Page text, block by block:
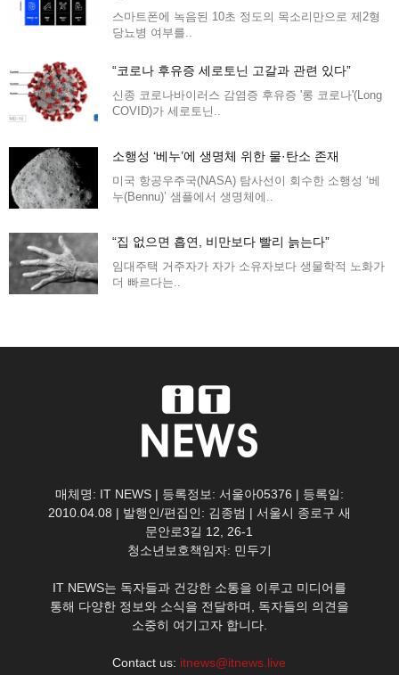
스마트폰에 녹음된 10초 정도의 목소리만으로 제2형
당뇨병 여부를..
“코로나 후유증 세로토닌 고갈과 관련 있다”
신종 코로나바이러스 감염증 후유증 '롱 코로나'(Long
COVID)가 세로토닌..
소행성 ‘베누’에 생명체 위한 물·탄소 존재
미국 항공우주국(NASA) 탐사선이 회수한 소행성 ‘베
누(Bennu)’ 샘플에서 생명체에..
“집 없으면 흡연, 비만보다 빨리 늙는다”
임대주택 거주자가 자가 소유자보다 생물학적 노화가
더 빠르다는..
매체명: IT NEWS | 등록정보: 서울아05376 | 등록일:
2010.04.08 | 발행인/편집인: 김종범 | 서울시 종로구 새
문안로3길 12, 26-1
청소년보호책임자: 민두기
IT NEWS는 독자들과 건강한 소통을 이루고 미디어를
통해 다양한 정보와 소식을 전달하며, 독자들의 의견을
소중히 여기고자 합니다.
Contact us: itnews@itnews.live